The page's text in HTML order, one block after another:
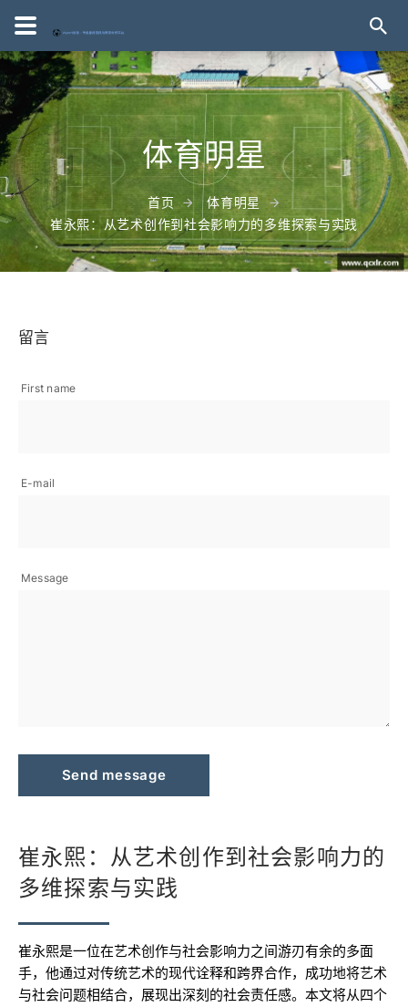
体育明星
首页
体育明星
崔永熙：从艺术创作到社会影响力的多维探索与实践
留言
First name
E-mail
Message
Send message
崔永熙：从艺术创作到社会影响力的
多维探索与实践
崔永熙是一位在艺术创作与社会影响力之间游刃有余的多面
手，他通过对传统艺术的现代诠释和跨界合作，成功地将艺术
与社会问题相结合，展现出深刻的社会责任感。本文将从四个